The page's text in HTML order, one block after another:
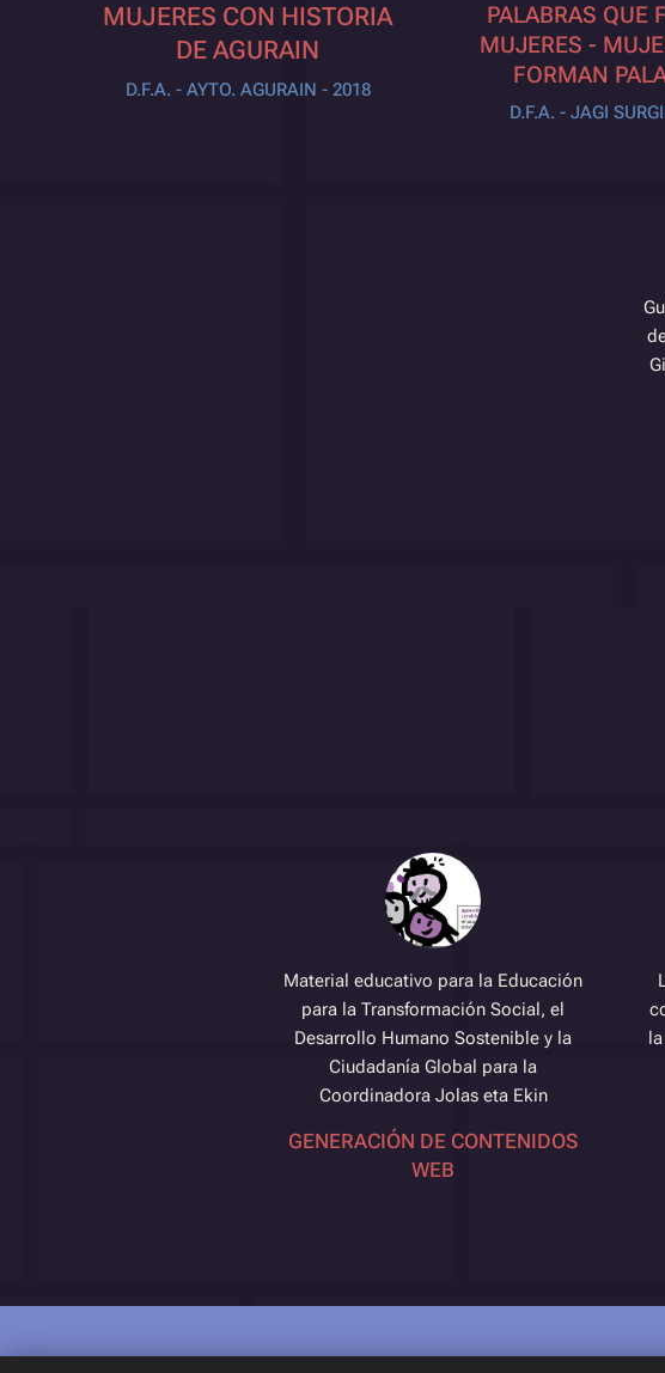
MUJERES CON HISTORIA
DE AGURAIN
D.F.A. - AYTO. AGURAIN - 2018
PALABRAS QUE
MUJERES -
FORMAN
D.F.A. - JAGI
Material educativo para la Educación
para la Transformación Social, el
Desarrollo Humano Sostenible y la
Ciudadanía Global para la
Coordinadora Jolas eta Ekin
GENERACIÓN DE CONTENIDOS
WEB